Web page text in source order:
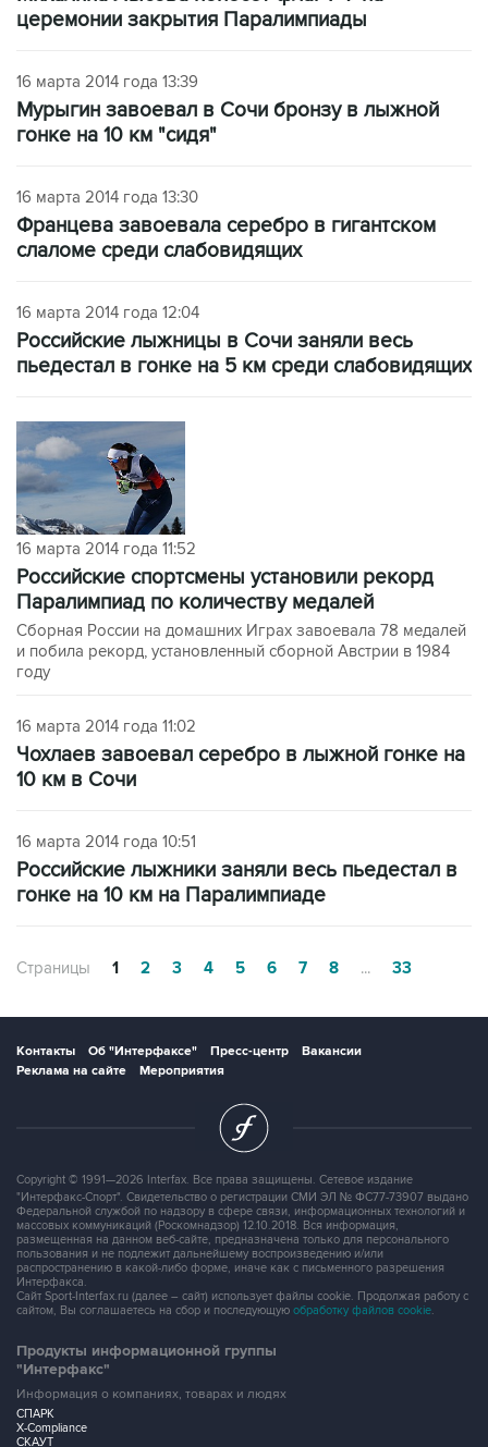
церемонии закрытия Паралимпиады
16 марта 2014 года 13:39
Мурыгин завоевал в Сочи бронзу в лыжной
гонке на 10 км "сидя"
16 марта 2014 года 13:30
Францева завоевала серебро в гигантском
слаломе среди слабовидящих
16 марта 2014 года 12:04
Российские лыжницы в Сочи заняли весь
пьедестал в гонке на 5 км среди слабовидящих
16 марта 2014 года 11:52
Российские спортсмены установили рекорд
Паралимпиад по количеству медалей
Сборная России на домашних Играх завоевала 78 медалей
и побила рекорд, установленный сборной Австрии в 1984
году
16 марта 2014 года 11:02
Чохлаев завоевал серебро в лыжной гонке на
10 км в Сочи
16 марта 2014 года 10:51
Российские лыжники заняли весь пьедестал в
гонке на 10 км на Паралимпиаде
Страницы 1 2 3 4 5 6 7 8 ... 33
Контакты Об "Интерфаксе" Пресс-центр
Вакансии
Реклама на сайте
Мероприятия
Copyright © 1991—2026 Interfax. Все права защищены. Сетевое издание
"Интерфакс-Спорт". Свидетельство о регистрации СМИ ЭЛ № ФС77-73907 выдано
Федеральной службой по надзору в сфере связи, информационных технологий и
массовых коммуникаций (Роскомнадзор) 12.10.2018. Вся информация,
размещенная на данном веб-сайте, предназначена только для персонального
пользования и не подлежит дальнейшему воспроизведению и/или
распространению в какой-либо форме, иначе как с письменного разрешения
Интерфакса.
Сайт Sport-Interfax.ru (далее – сайт) использует файлы cookie. Продолжая работу с
сайтом, Вы соглашаетесь на сбор и последующую обработку файлов cookie
Продукты информационной группы
"Интерфакс"
Информация о компаниях, товарах и людях
СПАРК
X-Compliance
СКАУТ